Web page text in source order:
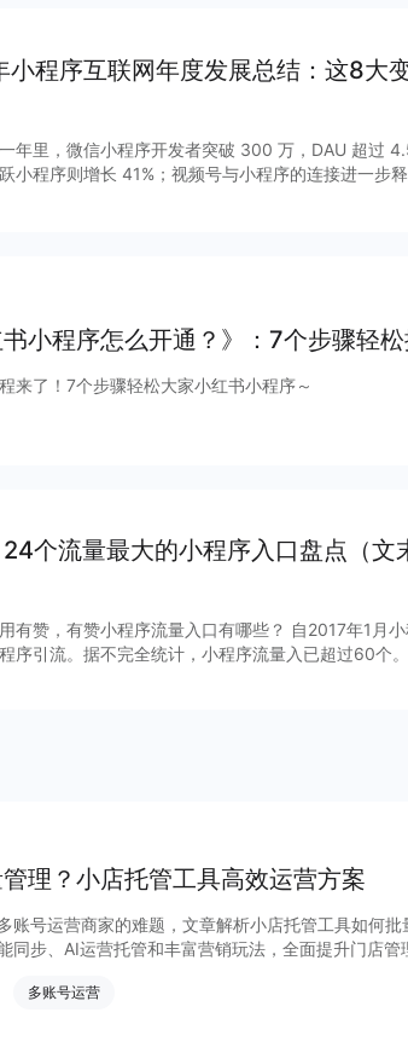
小程序互联网年度发展总结：这8大
年里，微信小程序开发者突破 300 万，DAU 超过
小程序则增长 41%；视频号与小程序的连接进一步
助力商家数字化运营、降本增效。
书小程序怎么开通？》：7个步骤轻
来了！7个步骤轻松大家小红书小程序～
个流量最大的小程序入口盘点（文
有赞，有赞小程序流量入口有哪些？ 自2017年1月
序引流。据不完全统计，小程序流量入已超过60个
理？小店托管工具高效运营方案
账号运营商家的难题，文章解析小店托管工具如何
同步、AI运营托管和丰富营销玩法，全面提升门店管
多账号运营